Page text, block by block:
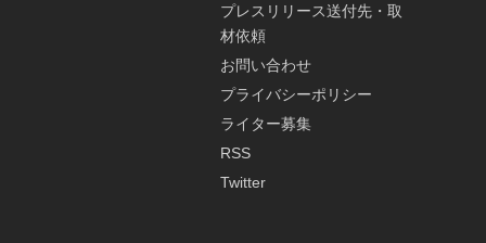
プレスリリース送付先・取
材依頼
お問い合わせ
プライバシーポリシー
ライター募集
RSS
Twitter